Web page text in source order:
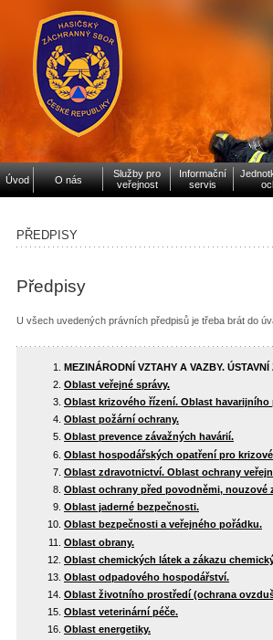
Úvod O nás
Služby pro
veřejnost
Informační
servis
PŘEDPISY
Předpisy
U všech uvedených právních předpisů je třeba brát do
MEZINÁRODNÍ VZTAHY A VAZBY. ÚSTAVNÍ
Oblast veřejné správy.
Oblast krizového řízení. Oblast
Oblast požární ochrany.
Oblast prevence závažných havárií.
Oblast hospodářských opatření pro
Oblast zdravotnictví. Oblast ochrany
Oblast ochrany před povodněmi, nouzové
Oblast jaderné bezpečnosti.
Oblast bezpečnosti a veřejného pořádku.
Oblast obrany.
Oblast chemických látek a zákazu
Oblast odpadového hospodářství.
Oblast životního prostředí (ochrana
Oblast veterinární péče.
Oblast energetiky.